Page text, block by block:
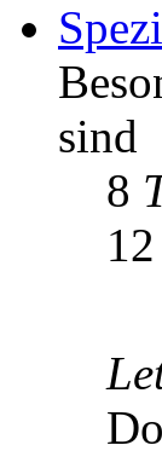
sind
8
12